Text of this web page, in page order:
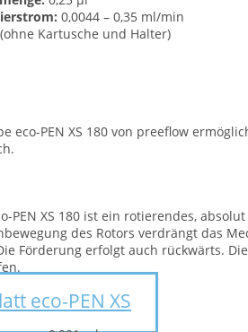
0,0044 – 0,35 ml/min
Kartusche und Halter)
eco-PEN XS 180 von preeflow
PEN XS 180 ist ein rotierendes,
des Rotors verdrängt das
Förderung erfolgt auch rückwärts.
eco-PEN XS